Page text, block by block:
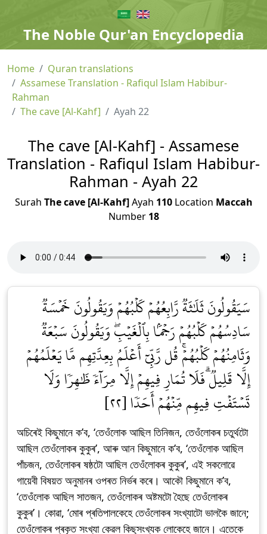
The Noble Qur'an Encyclopedia
Home
Quran translations
Assamese Translation - Rafiqul Islam Habibur-
Rahman
The cave [Al-Kahf]
Ayah 22
The cave [Al-Kahf] - Assamese
Translation - Rafiqul Islam Habibur-
Rahman - Ayah 22
Surah The cave [Al-Kahf]Ayah 110Location Maccah
Number 18
سَيَقُولُونَ ثَلَٰثَةٞ رَّابِعُهُمۡ كَلۡبُهُمۡ وَيَقُولُونَ خَمۡسَةٞ
سَادِسُهُمۡ كَلۡبُهُمۡ رَجۡمَۢا بِٱلۡغَيۡبِۖ وَيَقُولُونَ سَبۡعَةٞ
وَثَامِنُهُمۡ كَلۡبُهُمۡۚ قُل رَّبِّيٓ أَعۡلَمُ بِعِدَّتِهِم مَّا يَعۡلَمُهُمۡ
إِلَّا قَلِيلٞۗ فَلَا تُمَارِ فِيهِمۡ إِلَّا مِرَآءٗ ظَٰهِرٗا وَلَا
تَسۡتَفۡتِ فِيهِم مِّنۡهُمۡ أَحَدٗا [٢٢]
অচিৰেই কিছুমানে ক’ব, ‘তেওঁলোক আছিল তিনিজন, তেওঁলোকৰ চতুৰ্থটো
আছিল তেওঁলোকৰ কুকুৰ’, আৰু আন কিছুমানে ক’ব, ‘তেওঁলোক আছিল
পাঁচজন, তেওঁলোকৰ ষষ্ঠটো আছিল তেওঁলোকৰ কুকুৰ’, এই সকলোৱে
গায়েবী বিষয়ত অনুমানৰ ওপৰত নিৰ্ভৰ কৰে। আকৌ কিছুমানে ক’ব,
‘তেওঁলোক আছিল সাতজন, তেওঁলোকৰ অষ্টমটো হৈছে তেওঁলোকৰ
কুকুৰ’। কোৱা, ‘মোৰ প্ৰতিপালকেহে তেওঁলোকৰ সংখ্যাটো ভালকৈ জানে;
তেওঁলোকৰ প্ৰকৃত সংখ্যা কেৱল কিছুসংখ্যক লোকেহে জানে। এতেকে